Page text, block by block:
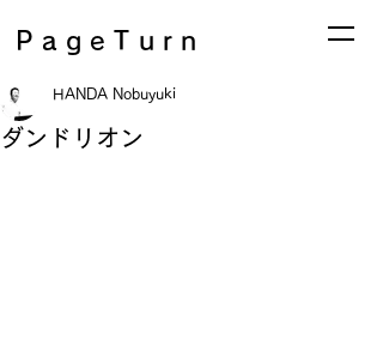
PageTurn
ダンドリオン
HANDA Nobuyuki